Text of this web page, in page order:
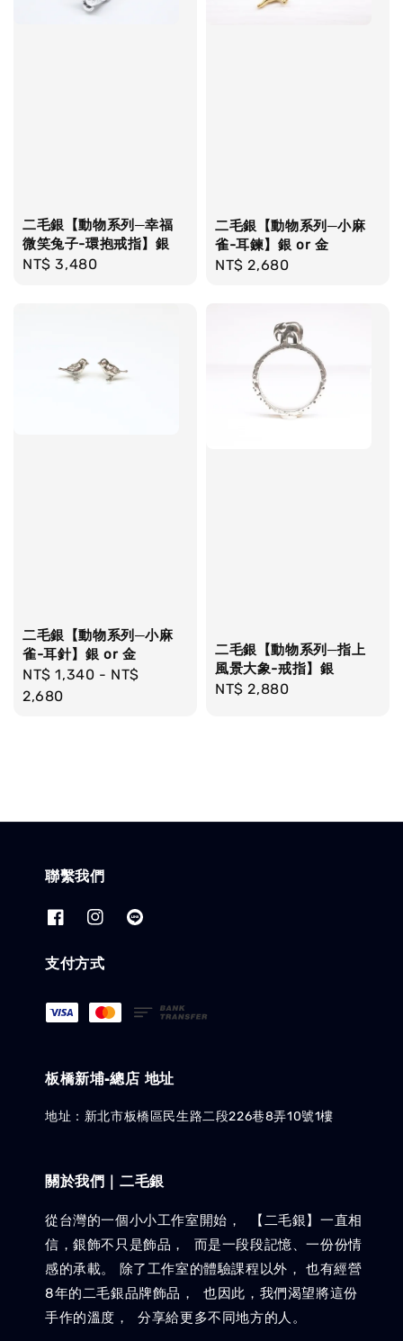
二毛銀【動物系列─幸福
微笑兔子-環抱戒指】銀
Regular
NT$ 3,480
二毛銀【動物系列─小麻
雀-耳鍊】銀 or 金
Regular
NT$ 2,680
二毛銀【動物系列─小麻
雀-耳針】銀 or 金
Regular
price
NT$ 1,340 - NT$
2,680
二毛銀【動物系列─指上
風景大象-戒指】銀
Regular
NT$ 2,880
聯繫我們
支付方式
板橋新埔-總店 地址
地址：新北市板橋區民生路二段226巷8弄10號1樓
關於我們｜二毛銀
從台灣的一個小小工作室開始， 【二毛銀】一直相
信，銀飾不只是飾品， 而是一段段記憶、一份份情
感的承載。 除了工作室的體驗課程以外， 也有經營
8年的二毛銀品牌飾品， 也因此，我們渴望將這份
手作的溫度， 分享給更多不同地方的人。